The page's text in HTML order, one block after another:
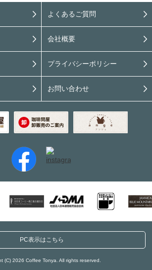
よくあるご質問
会社概要
プライバシーポリシー
お問い合わせ
PC表示はこちら
(C) 2026 Coffee Tonya. All rights reserved.